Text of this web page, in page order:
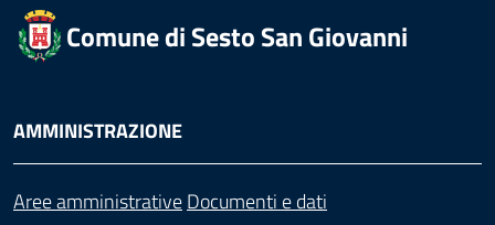
Comune di Sesto San Giovanni
AMMINISTRAZIONE
Aree amministrativeDocumenti e dati